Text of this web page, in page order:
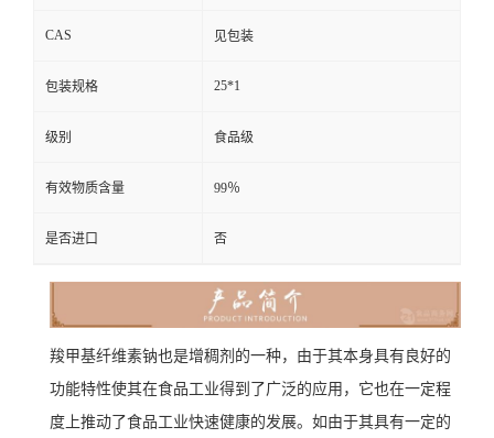
CAS 见包装
包装规格 25*1
级别 食品级
有效物质含量 99％
是否进口 否
羧甲基纤维素钠也是增稠剂的一种，由于其本身具有良好的
功能特性使其在食品工业得到了广泛的应用，它也在一定程
度上推动了食品工业快速健康的发展。如由于其具有一定的